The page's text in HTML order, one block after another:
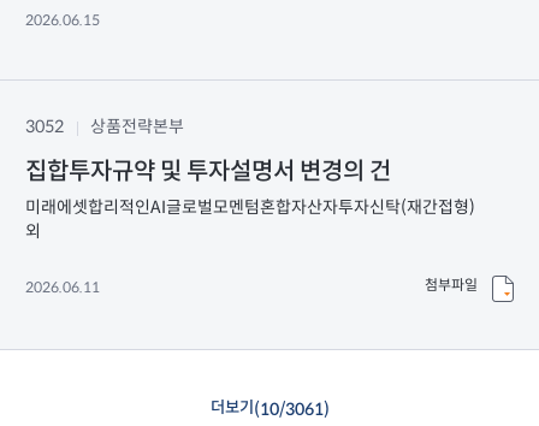
2026.06.15
3052 상품전략본부
집합투자규약 및 투자설명서 변경의 건
미래에셋합리적인AI글로벌모멘텀혼합자산자투자신탁(재간접형)
외
2026.06.11 첨부파일
더보기 (10/3061)